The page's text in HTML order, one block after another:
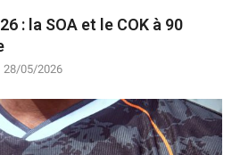
: la SOA et le COK à 90
28/05/2026